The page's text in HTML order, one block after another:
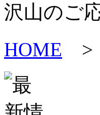
沢山のご
HOME